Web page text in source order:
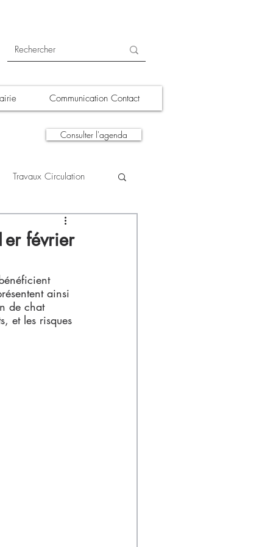
Communication Contact
Consulter l'agenda
Travaux Circulation
A la une
février
ainsi
de chat
et les risques